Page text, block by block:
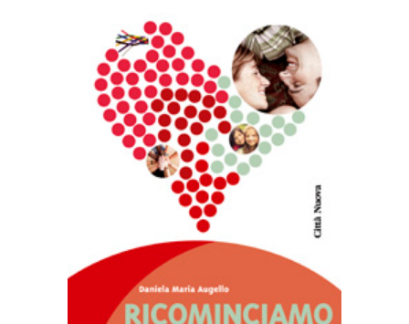
AGGIUNGI AL CARRELLO